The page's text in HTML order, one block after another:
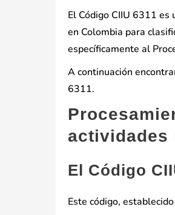
El Código CIIU 6311
en Colombia para
específicamente al
A continuación
6311.
actividades
El Código
Este código,